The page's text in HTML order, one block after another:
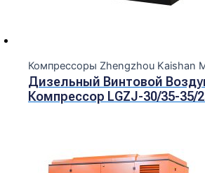
Компрессоры Zhengzhou Kaishan
Дизельный Винтовой
Компрессор LGZJ-30/35-35/